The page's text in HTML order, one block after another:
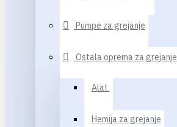
Pumpe za grejanje
Ostala oprema za grejanje
Alat
Hemija za grejanje